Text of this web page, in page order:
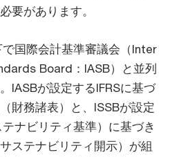
要があります。
で国際会計基準審議会（Inter
Board：IASB）と並列
IASBが設定するIFRSに基づ
財務諸表）と、ISSBが設定
ナビリティ基準）に基づき
ステナビリティ開示）が組